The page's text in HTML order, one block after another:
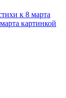
к 8 марта
картинкой